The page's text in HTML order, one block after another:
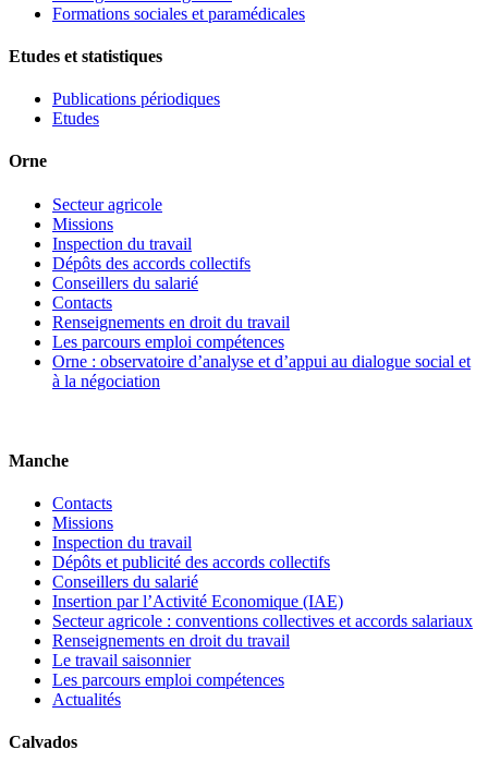
Formations sociales et paramédicales
Etudes et statistiques
Publications périodiques
Etudes
Orne
Secteur agricole
Missions
Inspection du travail
Dépôts des accords collectifs
Conseillers du salarié
Contacts
Renseignements en droit du travail
Les parcours emploi compétences
Orne : observatoire d’analyse et d’appui au dialogue social et
à la négociation
Manche
Contacts
Missions
Inspection du travail
Dépôts et publicité des accords collectifs
Conseillers du salarié
Insertion par l’Activité Economique (IAE)
Secteur agricole : conventions collectives et accords salariaux
Renseignements en droit du travail
Le travail saisonnier
Les parcours emploi compétences
Actualités
Calvados